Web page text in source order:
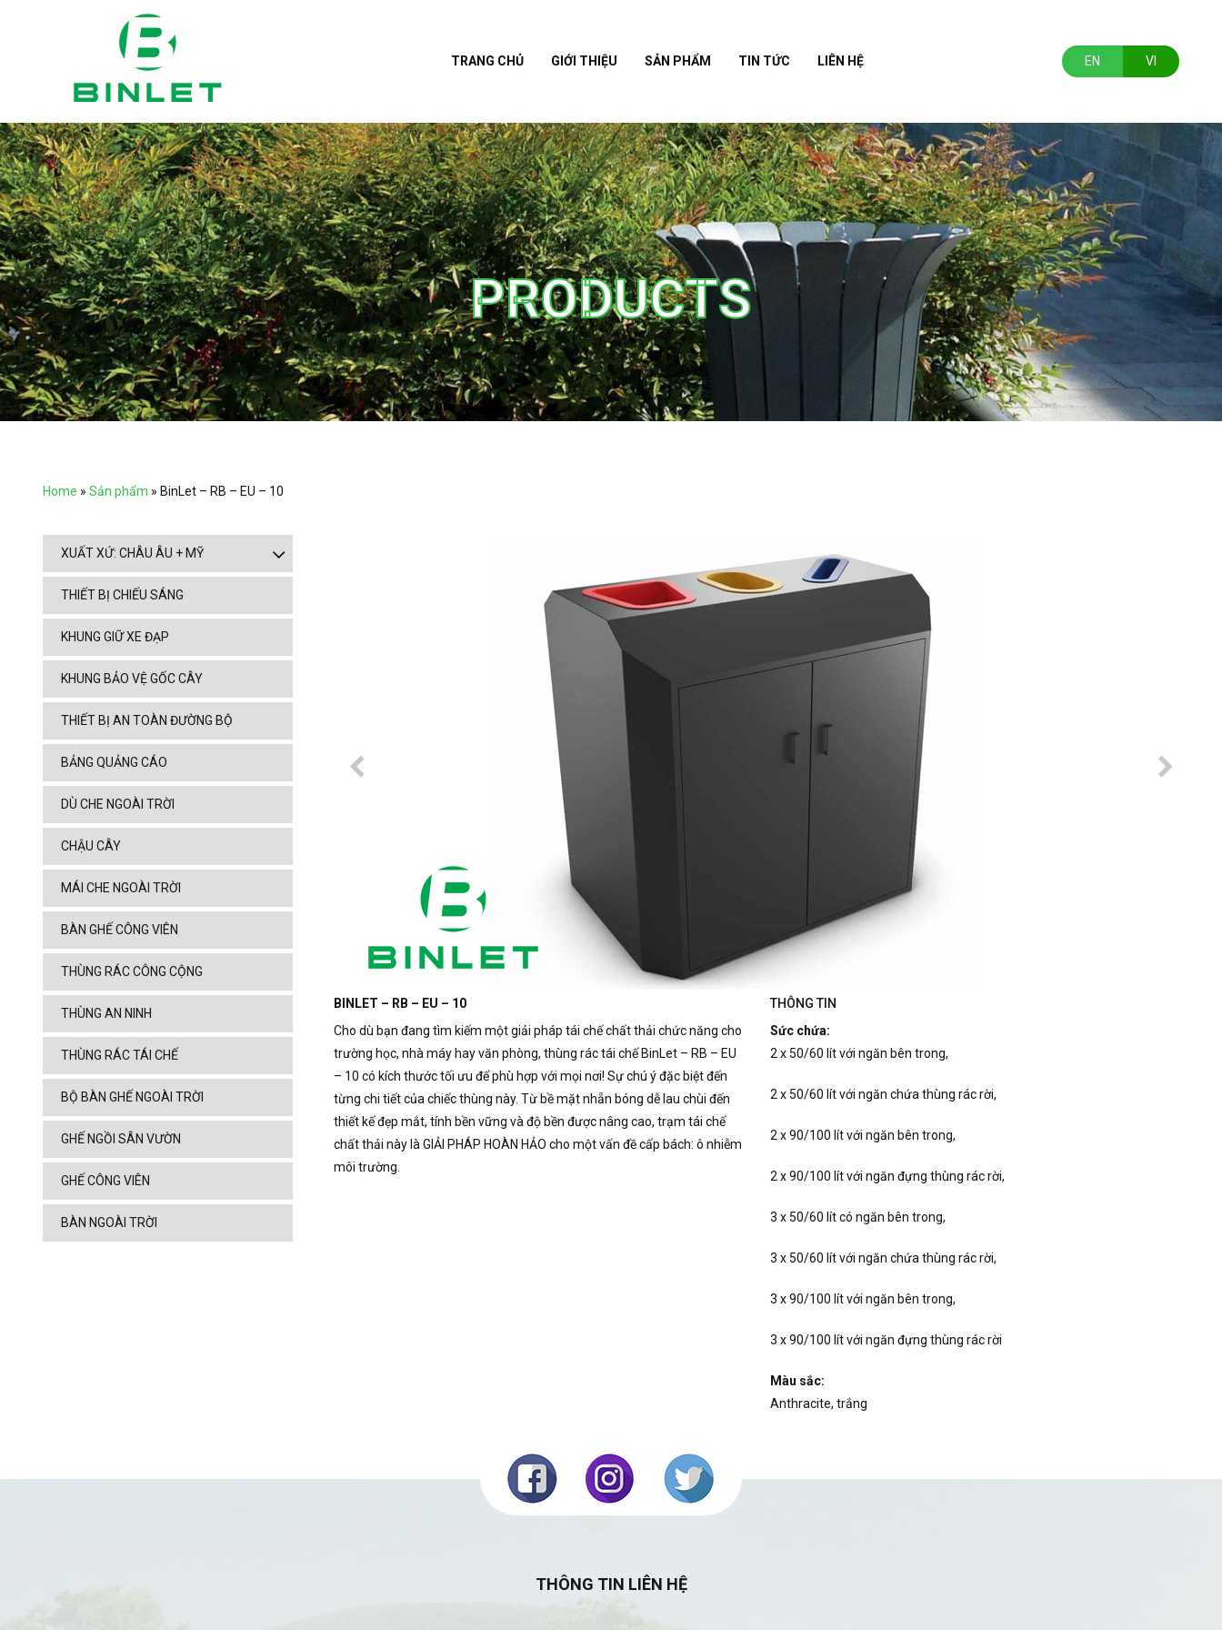
TRANG CHỦ GIỚI THIỆU SẢN PHẨM TIN TỨC LIÊN HỆ EN VI
PRODUCTS
Home » Sản phẩm » BinLet – RB – EU – 10
BINLET – RB – EU – 10
Cho dù bạn đang tìm kiếm một giải pháp tái chế chất thải chức năng cho
trường học, nhà máy hay văn phòng, thùng rác tái chế BinLet – RB – EU
– 10 có kích thước tối ưu để phù hợp với mọi nơi! Sự chú ý đặc biệt đến
từng chi tiết của chiếc thùng này. Từ bề mặt nhẵn bóng dễ lau chùi đến
thiết kế đẹp mắt, tính bền vững và độ bền được nâng cao, trạm tái chế
chất thải này là GIẢI PHÁP HOÀN HẢO cho một vấn đề cấp bách: ô nhiễm
môi trường.
THÔNG TIN
Sức chứa:
2 x 50/60 lít với ngăn bên trong,
2 x 50/60 lít với ngăn chứa thùng rác rời,
2 x 90/100 lít với ngăn bên trong,
2 x 90/100 lít với ngăn đựng thùng rác rời,
3 x 50/60 lít có ngăn bên trong,
3 x 50/60 lít với ngăn chứa thùng rác rời,
3 x 90/100 lít với ngăn bên trong,
3 x 90/100 lít với ngăn đựng thùng rác rời
Màu sắc:
Anthracite, trắng
XUẤT XỨ: CHÂU ÂU + MỸ
THIẾT BỊ CHIẾU SÁNG
KHUNG GIỮ XE ĐẠP
KHUNG BẢO VỆ GỐC CÂY
THIẾT BỊ AN TOÀN ĐƯỜNG BỘ
BẢNG QUẢNG CÁO
DÙ CHE NGOÀI TRỜI
CHẬU CÂY
MÁI CHE NGOÀI TRỜI
BÀN GHẾ CÔNG VIÊN
THÙNG RÁC CÔNG CỘNG
THÙNG AN NINH
THÙNG RÁC TÁI CHẾ
BỘ BÀN GHẾ NGOÀI TRỜI
GHẾ NGỒI SÂN VƯỜN
GHẾ CÔNG VIÊN
BÀN NGOÀI TRỜI
THÔNG TIN LIÊN HỆ